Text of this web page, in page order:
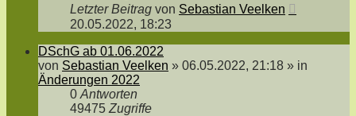
Letzter Beitrag von Sebastian Veelken
20.05.2022, 18:23
DSchG ab 01.06.2022
von Sebastian Veelken » 06.05.2022, 21:18 » in
Änderungen 2022
0 Antworten
49475 Zugriffe